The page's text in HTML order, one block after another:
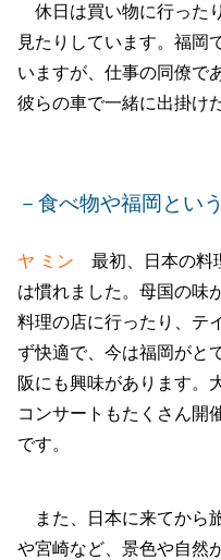
休日は買い物に行った
見たりしています。福岡
いますが、仕事の同僚で
彼らの車で一緒に出掛け
－食べ物や福岡とい
ヤ ミン 最初、日本の料
は慣れました。母国の味
料理の店に行ったり、テ
ず快適で、今は福岡がと
阪にも興味があります。
コンサートもたくさん開
です。
また、日本に来てから
や宮崎など、景色や自然